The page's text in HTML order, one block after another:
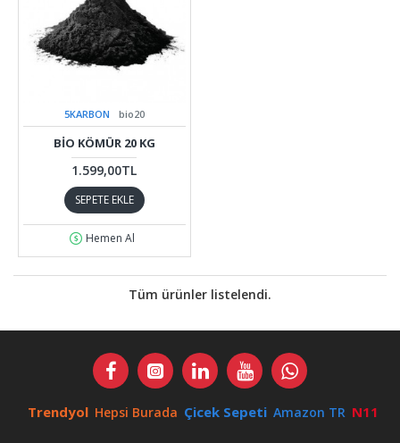
5KARBON bio20
BIO KÖMÜR 20 KG
1.599,00TL
SEPETE EKLE
Hemen Al
Tüm ürünler listelendi.
Trendyol Hepsi Burada Çicek Sepeti Amazon TR N11